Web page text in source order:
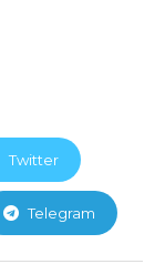
Twitter
Telegram